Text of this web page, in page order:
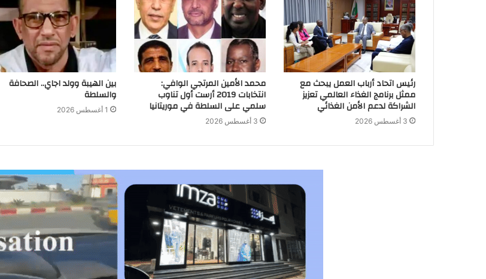
رئيس اتحاد أرباب العمل يبحث مع
ممثل برنامج الغذاء العالمي تعزيز
الشراكة لدعم الأمن الغذائي
3 أغسطس 2026
محمد الأمين المرتجي الوافي:
انتخابات 2019 أرست أول تناوب
سلمي على السلطة في موريتانيا
3 أغسطس 2026
بين الهيبة وولد اجاي.. الصحافة
والسلطة
1 أغسطس 2026